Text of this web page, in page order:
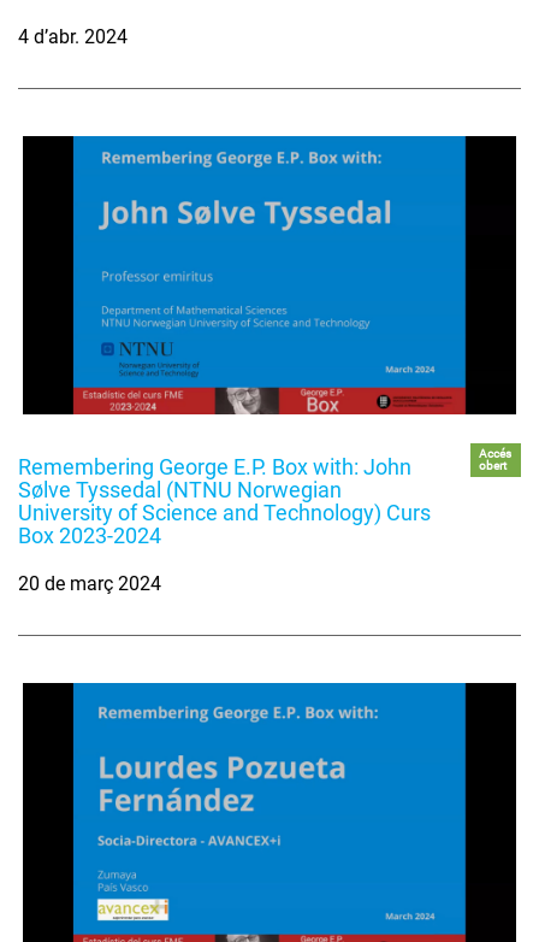
4 d’abr. 2024
Remembering George E.P. Box with: John
Sølve Tyssedal (NTNU Norwegian
University of Science and Technology) Curs
Box 2023-2024
Accés
obert
20 de març 2024